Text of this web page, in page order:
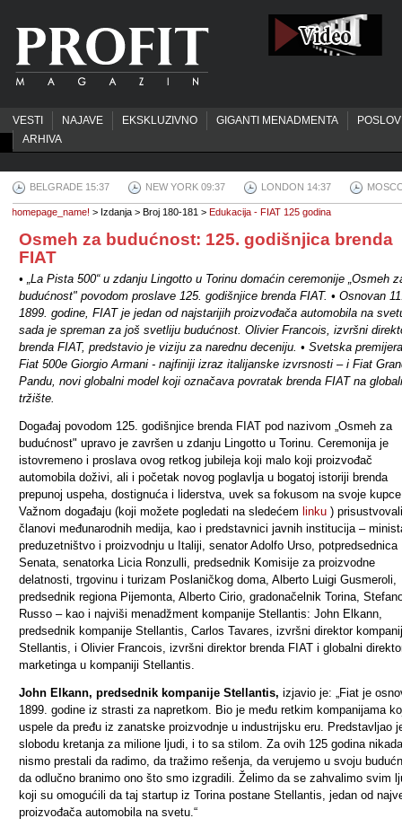
VESTI NAJAVE EKSKLUZIVNO GIGANTI MENADMENTA
ARHIVA
BELGRADE 15:38 NEW YORK 09:38 LONDON 14:38
homepage_name! > Izdanja > Broj 180-181 > Edukacija - FIAT 125 godina
Osmeh za budućnost: 125. godišnjica brenda
FIAT
• „La Pista 500“ u zdanju Lingotto u Torinu domaćin ceremonije „Osmeh
budućnost" povodom proslave 125. godišnjice brenda FIAT. • Osnovan
1899. godine, FIAT je jedan od najstarijih proizvođača automobila na
sada je spreman za još svetliju budućnost. Olivier Francois, izvršni
brenda FIAT, predstavio je viziju za narednu deceniju. • Svetska
Fiat 500e Giorgio Armani - najfiniji izraz italijanske izvrsnosti – i Fiat
Pandu, novi globalni model koji označava povratak brenda FIAT na
tržište.
Događaj povodom 125. godišnjice brenda FIAT pod nazivom „Osmeh za
budućnost" upravo je završen u zdanju Lingotto u Torinu. Ceremonija je
istovremeno i proslava ovog retkog jubileja koji malo koji proizvođač
automobila doživi, ali i početak novog poglavlja u bogatoj istoriji brenda
prepunoj uspeha, dostignuća i liderstva, uvek sa fokusom na svoje
Važnom događaju (koji možete pogledati na sledećem linku )
članovi međunarodnih medija, kao i predstavnici javnih institucija –
preduzetništvo i proizvodnju u Italiji, senator Adolfo Urso, potpredsednica
Senata, senatorka Licia Ronzulli, predsednik Komisije za proizvodne
delatnosti, trgovinu i turizam Poslaničkog doma, Alberto Luigi Gusmeroli,
predsednik regiona Pijemonta, Alberto Cirio, gradonačelnik Torina,
Russo – kao i najviši menadžment kompanije Stellantis: John Elkann,
predsednik kompanije Stellantis, Carlos Tavares, izvršni direktor
Stellantis, i Olivier Francois, izvršni direktor brenda FIAT i globalni
marketinga u kompaniji Stellantis.
John Elkann, predsednik kompanije Stellantis, izjavio je: „Fiat je
1899. godine iz strasti za napretkom. Bio je među retkim kompanijama
uspele da pređu iz zanatske proizvodnje u industrijsku eru. Predstavljao
slobodu kretanja za milione ljudi, i to sa stilom. Za ovih 125 godina nikada
nismo prestali da radimo, da tražimo rešenja, da verujemo u svoju
da odlučno branimo ono što smo izgradili. Želimo da se zahvalimo svim
koji su omogućili da taj startup iz Torina postane Stellantis, jedan od
proizvođača automobila na svetu.“